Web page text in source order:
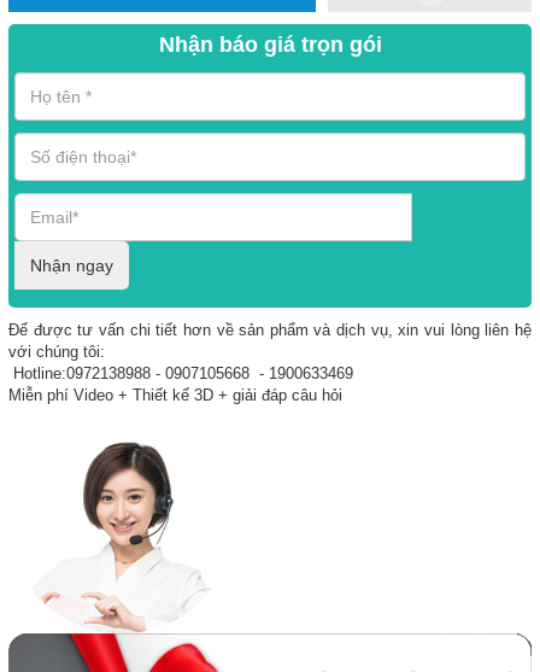
Nhận báo giá trọn gói
Nhận ngay
Để được tư vấn chi tiết hơn về sản phẩm và dịch vụ, xin vui lòng liên hệ
với chúng tôi:
Hotline:0972138988 - 0907105668 - 1900633469
Miễn phí Video + Thiết kế 3D + giải đáp câu hỏi